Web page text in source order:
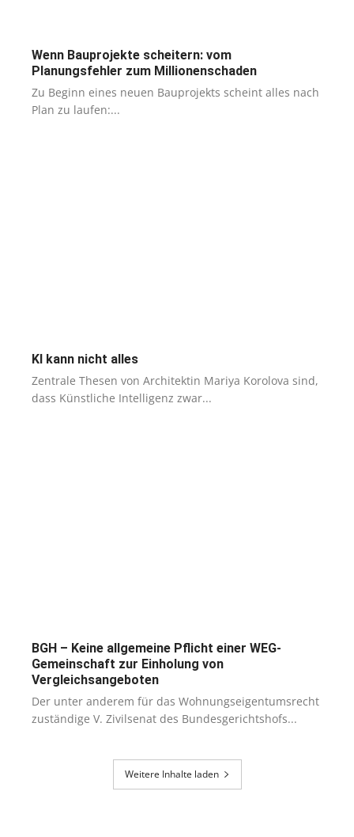
Wenn Bauprojekte scheitern: vom
Planungsfehler zum Millionenschaden
Zu Beginn eines neuen Bauprojekts scheint alles nach
Plan zu laufen:...
KI kann nicht alles
Zentrale Thesen von Architektin Mariya Korolova sind,
dass Künstliche Intelligenz zwar...
BGH – Keine allgemeine Pflicht einer WEG-
Gemeinschaft zur Einholung von
Vergleichsangeboten
Der unter anderem für das Wohnungseigentumsrecht
zuständige V. Zivilsenat des Bundesgerichtshofs...
Weitere Inhalte laden